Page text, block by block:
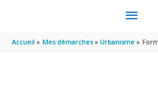
MENU
Accueil Mes démarches Urbanisme